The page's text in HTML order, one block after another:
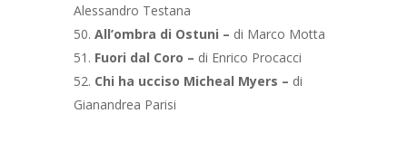
Alessandro Testana
All’ombra di Ostuni – di Marco Motta
Fuori dal Coro – di Enrico Procacci
Chi ha ucciso Micheal Myers – di
Gianandrea Parisi